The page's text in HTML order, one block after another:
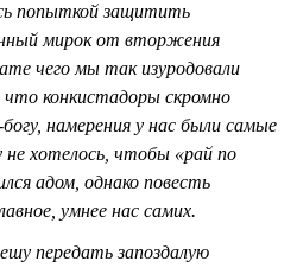
попыткой защитить
мирок от вторжения
чего мы так изуродовали
конкистадоры скромно
намерения у нас были самые
не хотелось, чтобы «рай по
адом, однако повесть
умнее нас самих.
передать запоздалую